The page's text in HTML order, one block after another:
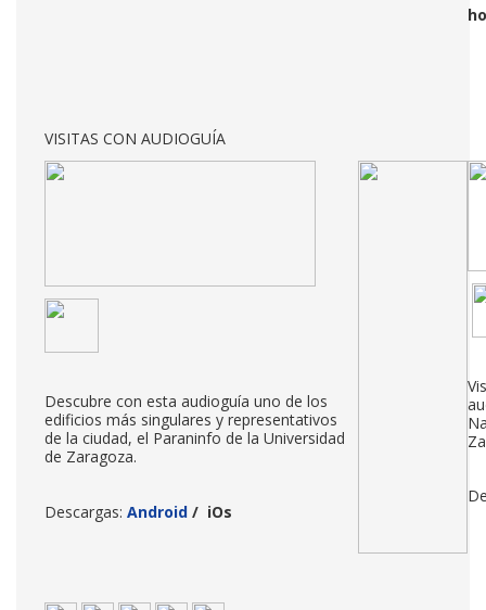
VISITAS CON AUDIOGUÍA
Descubre con esta audioguía uno de los
edificios más singulares y representativos
de la ciudad, el Paraninfo de la Universidad
de Zaragoza.
Descargas: Android / iOs